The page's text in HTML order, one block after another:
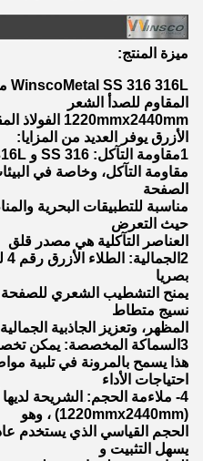
ميزة المنتج:
المقاوم للصدأ الشعر
الأزرق يوفر العديد من المزايا:
1مقاومة التآكل: SS 316 و 316L الفولاذ المقاوم للصدأ
مقاومة التآكل، وخاصة في
الصفحة
مناسبة للتطبيقات البحرية
حيث التعرض
العناصر التآكلية هي مصدر قلق
بصريا
يمنح التشطيب الشعري للصفحة
نسيج متطاط
المظهر، وتعزيز الجاذبية
3السماكة المخصصة: يمكن تخصيص ورقة إلى سمك معين وفقا
هذا يسمح بالمرونة في تلبية
احتياجات الأداء
(1220mmx2440mm) ، وهو
الحجم القياسي الذي يستخدم
يسهل التثبيت و